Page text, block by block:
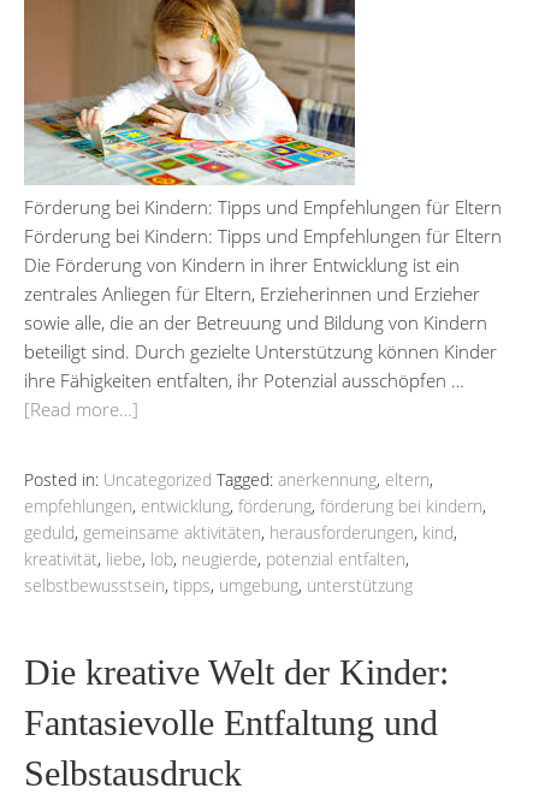
Förderung bei Kindern: Tipps und Empfehlungen für Eltern
Förderung bei Kindern: Tipps und Empfehlungen für Eltern
Die Förderung von Kindern in ihrer Entwicklung ist ein
zentrales Anliegen für Eltern, Erzieherinnen und Erzieher
sowie alle, die an der Betreuung und Bildung von Kindern
beteiligt sind. Durch gezielte Unterstützung können Kinder
ihre Fähigkeiten entfalten, ihr Potenzial ausschöpfen …
[Read more…]
Posted in: Uncategorized Tagged: anerkennung, eltern,
empfehlungen, entwicklung, förderung, förderung bei kindern,
geduld, gemeinsame aktivitäten, herausforderungen, kind,
kreativität, liebe, lob, neugierde, potenzial entfalten,
selbstbewusstsein, tipps, umgebung, unterstützung
Die kreative Welt der Kinder:
Fantasievolle Entfaltung und
Selbstausdruck